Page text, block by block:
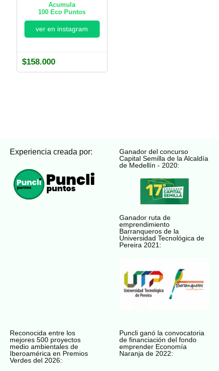
Acumula
100 Eco Puntos
ver en instagram
$158.000
Experiencia creada por:
Ganador del concurso
Capital Semilla de la Alcaldía
de Medellín - 2020:
Ganador ruta de
emprendimiento
Barranqueros de la
Universidad Tecnológica de
Pereira 2021:
Reconocida entre los
mejores 500 proyectos
medio ambientales de
Iberoamérica en Premios
Verdes del 2026:
Puncli ganó la convocatoria
de financiación del fondo
emprender Economía
Naranja de 2022: